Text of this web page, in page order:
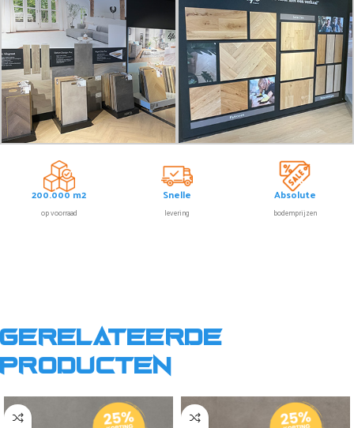
200.000 m2
op voorraad
Snelle
levering
Absolute
bodemprijzen
Gerelateerde
producten